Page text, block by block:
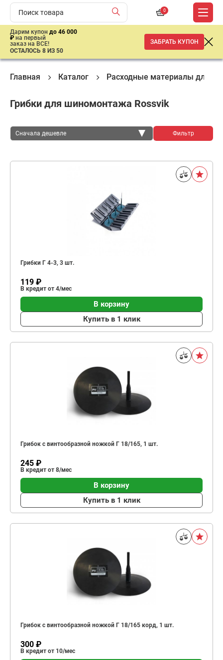
0
Дарим купон до 46 000
₽ на первый
заказ на ВСЕ!
ОСТАЛОСЬ 8 ИЗ 50
ЗАБРАТЬ КУПОН
Главная Каталог Расходные материалы для
Грибки для шиномонтажа Rossvik
Сначала дешевле Фильтр
Грибки Г 4-3, 3 шт.
119 ₽
В кредит от 4/мес
В корзину
Купить в 1 клик
Грибок с винтообразной ножкой Г 18/165, 1 шт.
245 ₽
В кредит от 8/мес
В корзину
Купить в 1 клик
Грибок с винтообразной ножкой Г 18/165 корд, 1 шт.
300 ₽
В кредит от 10/мес